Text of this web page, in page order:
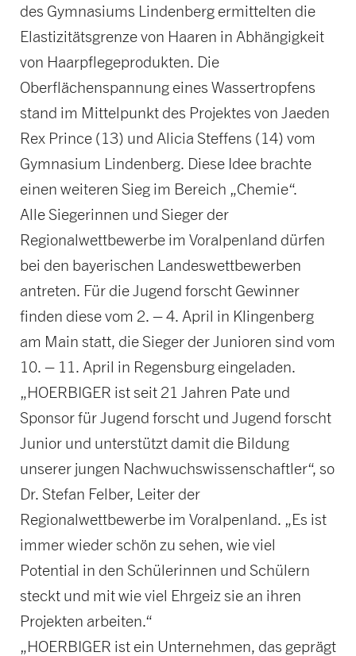
des Gymnasiums Lindenberg ermittelten die
Elastizitätsgrenze von Haaren in Abhängigkeit
von Haarpflegeprodukten. Die
Oberflächenspannung eines Wassertropfens
stand im Mittelpunkt des Projektes von Jaeden
Rex Prince (13) und Alicia Steffens (14) vom
Gymnasium Lindenberg. Diese Idee brachte
einen weiteren Sieg im Bereich „Chemie“.
Alle Siegerinnen und Sieger der
Regionalwettbewerbe im Voralpenland dürfen
bei den bayerischen Landeswettbewerben
antreten. Für die Jugend forscht Gewinner
finden diese vom 2. – 4. April in Klingenberg
am Main statt, die Sieger der Junioren sind vom
10. – 11. April in Regensburg eingeladen.
„HOERBIGER ist seit 21 Jahren Pate und
Sponsor für Jugend forscht und Jugend forscht
Junior und unterstützt damit die Bildung
unserer jungen Nachwuchswissenschaftler“, so
Dr. Stefan Felber, Leiter der
Regionalwettbewerbe im Voralpenland. „Es ist
immer wieder schön zu sehen, wie viel
Potential in den Schülerinnen und Schülern
steckt und mit wie viel Ehrgeiz sie an ihren
Projekten arbeiten.“
„HOERBIGER ist ein Unternehmen, das geprägt